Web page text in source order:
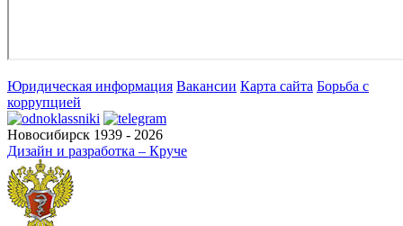
Юридическая информация Вакансии Карта сайта Борьба с
коррупцией
Новосибирск 1939 - 2026
Дизайн и разработка – Круче